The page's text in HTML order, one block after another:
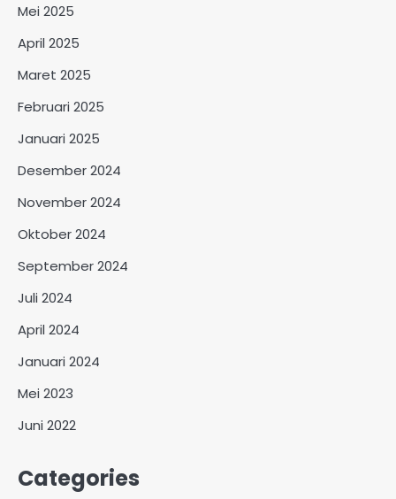
Mei 2025
April 2025
Maret 2025
Februari 2025
Januari 2025
Desember 2024
November 2024
Oktober 2024
September 2024
Juli 2024
April 2024
Januari 2024
Mei 2023
Juni 2022
Categories